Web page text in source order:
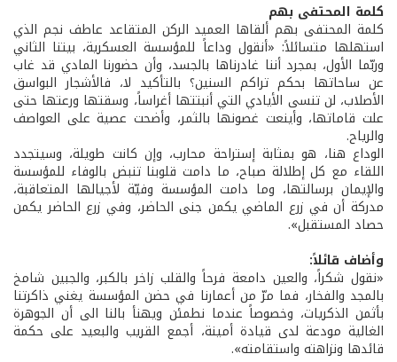
كلمة المحتفى بهم
كلمة المحتفى بهم ألقاها العميد الركن المتقاعد عاطف نجم الذي
استهلها متسائلاً: «أنقول وداعاً للمؤسسة العسكرية، بيتنا الثاني
وربّما الأول، بمجرد أننا غادرناها بالجسد، وأن حضورنا المادي قد غاب
عن ساحاتها بحكم تراكم السنين؟ بالتأكيد لا، فالأشجار البواسق
الأصلاب، لن تنسى الأيادي التي أنبتتها أغراساً، وسقتها ورعتها حتى
علت قاماتها، وأينعت غصونها بالثمر، وأضحت عصية على العواصف
والرياح.
الوداع هنا، هو بمثابة إستراحة محارب، وإن كانت طويلة، وسيتجدد
اللقاء مع كل إطلالة صباح، ما دامت قلوبنا تنبض بالوفاء للمؤسسة
والإيمان برسالتها، وما دامت المؤسسة وفيّة لأجيالها المتعاقبة،
مدركة أن في زرع الماضي يكمن جنى الحاضر، وفي زرع الحاضر يكمن
حصاد المستقبل».
وأضاف قائلاً:
«نقول شكراً، والعين دامعة فرحاً والقلب زاخر بالكبر، والجبين شامخ
بالمجد والفخار، فما مرّ من أعمارنا في حضن المؤسسة يغني ذاكرتنا
بأثمن الذكريات، وخصوصاً عندما نطمئن ويهنأ بالنا الى أن الجوهرة
الغالية مودعة لدى قيادة أمينة، أجمع القريب والبعيد على حكمة
قائدها ونزاهته واستقامته».